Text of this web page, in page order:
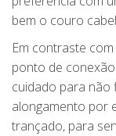
bem o couro
Em contraste
ponto de
cuidado para não
alongamento por
trançado, para